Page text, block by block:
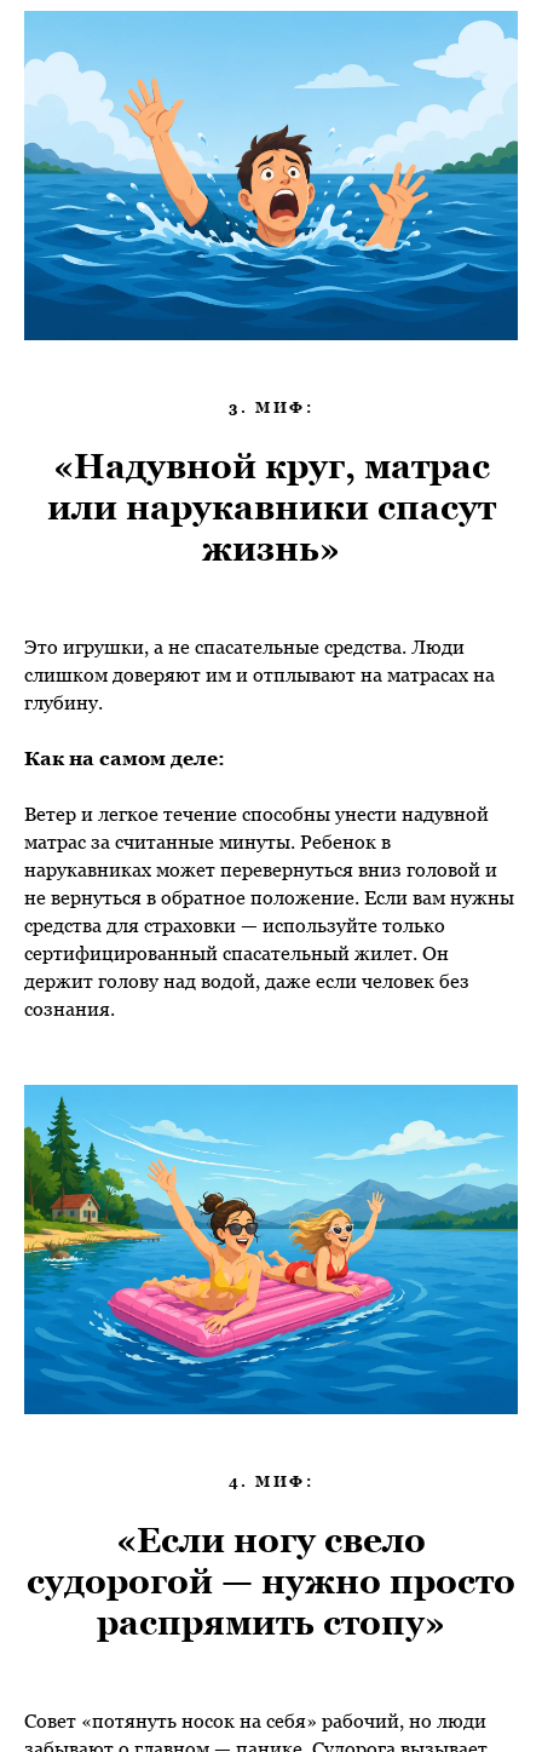
3. МИФ:
«Надувной круг, матрас
или нарукавники спасут
жизнь»
Это игрушки, а не спасательные средства. Люди
слишком доверяют им и отплывают на матрасах на
глубину.
Как на самом деле:
Ветер и легкое течение способны унести надувной
матрас за считанные минуты. Ребенок в
нарукавниках может перевернуться вниз головой и
не вернуться в обратное положение. Если вам нужны
средства для страховки — используйте только
сертифицированный спасательный жилет. Он
держит голову над водой, даже если человек без
сознания.
4. МИФ:
«Если ногу свело
судорогой — нужно просто
распрямить стопу»
Совет «потянуть носок на себя» рабочий, но люди